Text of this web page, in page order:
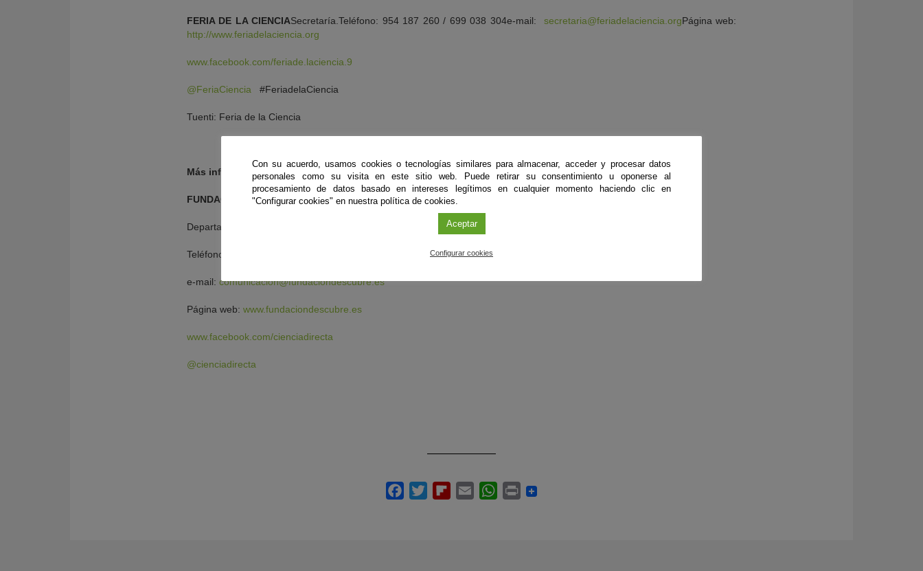
FERIA DE LA CIENCIASecretaría.Teléfono: 954 187 260 / 699 038 304e-mail: secretaria@feriadelaciencia.orgPágina web:
http://www.feriadelaciencia.org
www.facebook.com/feriade.laciencia.9
@FeriaCiencia #FeriadelaCiencia
Tuenti: Feria de la Ciencia
Más información:
FUNDACIÓN DESCUBRE
Departamento de Comunicación
Teléfono: 954232349. Extensión 140
e-mail: comunicacion@fundaciondescubre.es
Página web: www.fundaciondescubre.es
www.facebook.com/cienciadirecta
@cienciadirecta
Con su acuerdo, usamos cookies o tecnologías similares para almacenar, acceder y procesar datos
personales como su visita en este sitio web. Puede retirar su consentimiento u oponerse al
procesamiento de datos basado en intereses legítimos en cualquier momento haciendo clic en
"Configurar cookies" en nuestra política de cookies.
Aceptar
Configurar cookies